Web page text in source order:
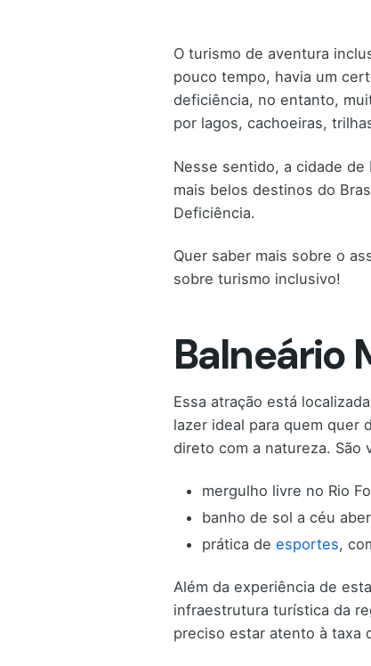
O turismo de aventura
pouco tempo, havia um
deficiência, no entanto,
por lagos, cachoeiras,
Nesse sentido, a cidade
mais belos destinos do
Deficiência.
Quer saber mais sobre o
sobre turismo inclusivo!
Balneário
Essa atração está
lazer ideal para quem quer
direto com a natureza. São
mergulho livre no Rio
banho de sol a céu
prática de esportes,
Além da experiência de
infraestrutura turística da
preciso estar atento à taxa